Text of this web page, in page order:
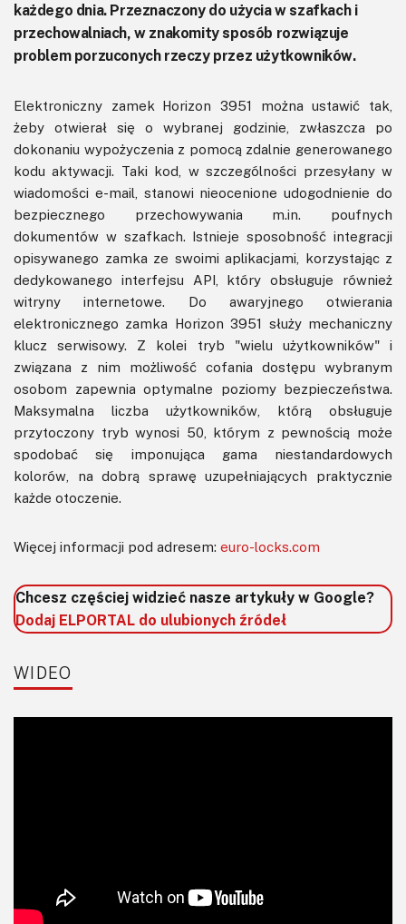
każdego dnia. Przeznaczony do użycia w szafkach i
przechowalniach, w znakomity sposób rozwiązuje
problem porzuconych rzeczy przez użytkowników.
Elektroniczny zamek Horizon 3951 można ustawić tak,
żeby otwierał się o wybranej godzinie, zwłaszcza po
dokonaniu wypożyczenia z pomocą zdalnie generowanego
kodu aktywacji. Taki kod, w szczególności przesyłany w
wiadomości e-mail, stanowi nieocenione udogodnienie do
bezpiecznego przechowywania m.in. poufnych
dokumentów w szafkach. Istnieje sposobność integracji
opisywanego zamka ze swoimi aplikacjami, korzystając z
dedykowanego interfejsu API, który obsługuje również
witryny internetowe. Do awaryjnego otwierania
elektronicznego zamka Horizon 3951 służy mechaniczny
klucz serwisowy. Z kolei tryb "wielu użytkowników" i
związana z nim możliwość cofania dostępu wybranym
osobom zapewnia optymalne poziomy bezpieczeństwa.
Maksymalna liczba użytkowników, którą obsługuje
przytoczony tryb wynosi 50, którym z pewnością może
spodobać się imponująca gama niestandardowych
kolorów, na dobrą sprawę uzupełniających praktycznie
każde otoczenie.
Więcej informacji pod adresem: euro-locks.com
Chcesz częściej widzieć nasze artykuły w Google?
Dodaj ELPORTAL do ulubionych źródeł
WIDEO